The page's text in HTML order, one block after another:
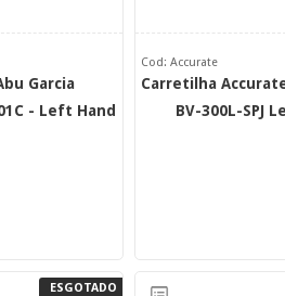
Garcia
- Left Hand
Cod: Accurate
Carretilha
BV-300L-SPJ
ESGOTADO